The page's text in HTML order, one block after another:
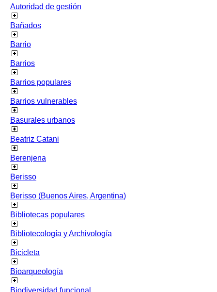
Autoridad de gestión
Bañados
Barrio
Barrios
Barrios populares
Barrios vulnerables
Basurales urbanos
Beatriz Catani
Berenjena
Berisso
Berisso (Buenos Aires, Argentina)
Bibliotecas populares
Bibliotecología y Archivología
Bicicleta
Bioarqueología
Biodiversidad funcional